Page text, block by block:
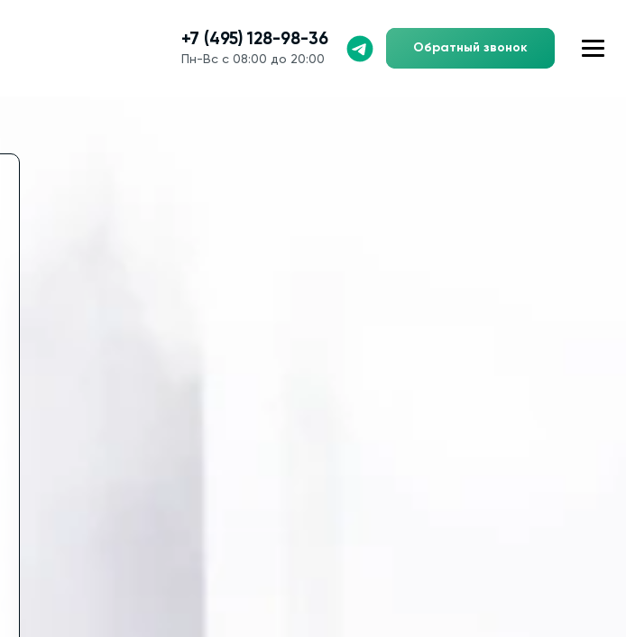
+7 (495) 128-98-36
Пн-Вс с 08:00 до 20:00
Обратный звонок